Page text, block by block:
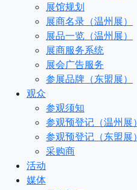
展馆规划
展商名录（温州展）
展品一览（温州展）
展商服务系统
展会广告服务
参展品牌（东盟展）
观众
参观须知
参观预登记（温州展）
参观预登记（东盟展）
采购商
活动
媒体